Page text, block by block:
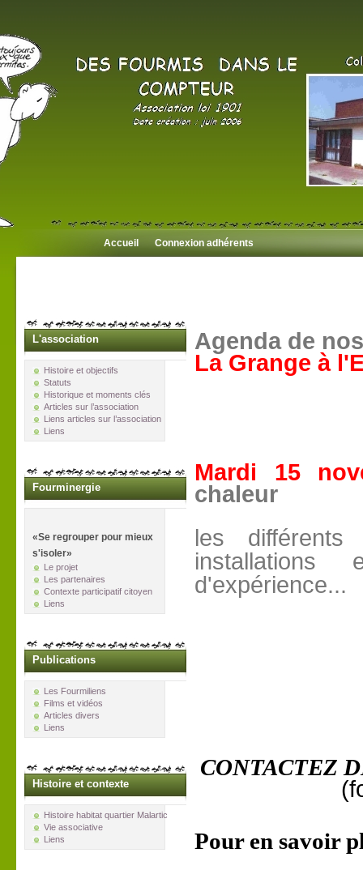
Accueil Connexion adhérents
L'association
Histoire et objectifs
Statuts
Historique et moments clés
Articles sur l’association
Liens articles sur l’association
Liens
Fourminergie
«Se regrouper pour mieux
s'isoler»
Le projet
Les partenaires
Contexte participatif citoyen
Liens
Publications
Les Fourmiliens
Films et vidéos
Articles divers
Liens
Histoire et contexte
Histoire habitat quartier Malartic
Vie associative
Liens
Agenda de
La Grange à
Mardi 15
chaleur
les différents
d'expérience...
CONTACTEZ
Pour en savoir